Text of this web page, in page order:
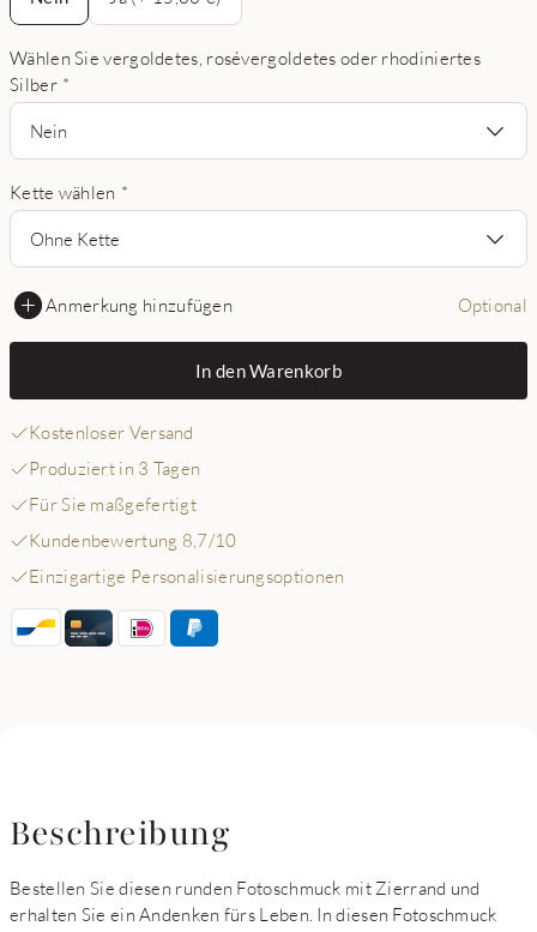
Wählen Sie vergoldetes, rosévergoldetes oder rhodiniertes
Silber *
Nein
Kette wählen *
Ohne Kette
Anmerkung hinzufügen Optional
In den Warenkorb
Kostenloser Versand
Produziert in 3 Tagen
Für Sie maßgefertigt
Kundenbewertung 8,7/10
Einzigartige Personalisierungsoptionen
Beschreibung
Bestellen Sie diesen runden Fotoschmuck mit Zierrand und
erhalten Sie ein Andenken fürs Leben. In diesen Fotoschmuck